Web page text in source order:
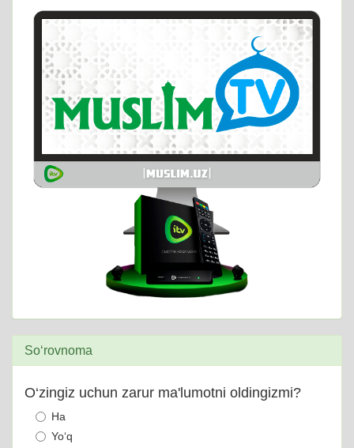
So‘rovnoma
O‘zingiz uchun zarur ma'lumotni oldingizmi?
Ha
Yo‘q